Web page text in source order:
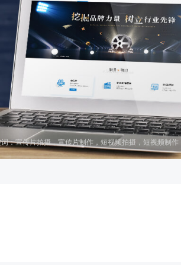
：宣传片拍摄，宣传片制作 ，短视频拍摄 ，短视频制作